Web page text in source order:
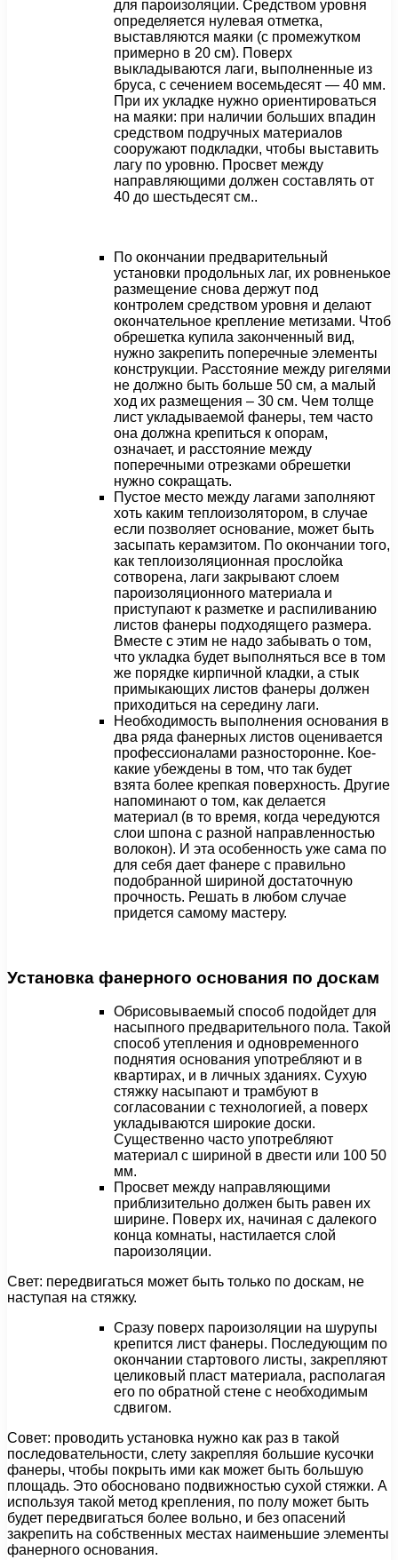
для пароизоляции. Средством уровня
определяется нулевая отметка,
выставляются маяки (с промежутком
примерно в 20 см). Поверх
выкладываются лаги, выполненные из
бруса, с сечением восемьдесят — 40 мм.
При их укладке нужно ориентироваться
на маяки: при наличии больших впадин
средством подручных материалов
сооружают подкладки, чтобы выставить
лагу по уровню. Просвет между
направляющими должен составлять от
40 до шестьдесят см..
По окончании предварительный
установки продольных лаг, их ровненькое
размещение снова держут под
контролем средством уровня и делают
окончательное крепление метизами. Чтоб
обрешетка купила законченный вид,
нужно закрепить поперечные элементы
конструкции. Расстояние между ригелями
не должно быть больше 50 см, а малый
ход их размещения – 30 см. Чем толще
лист укладываемой фанеры, тем часто
она должна крепиться к опорам,
означает, и расстояние между
поперечными отрезками обрешетки
нужно сокращать.
Пустое место между лагами заполняют
хоть каким теплоизолятором, в случае
если позволяет основание, может быть
засыпать керамзитом. По окончании того,
как теплоизоляционная прослойка
сотворена, лаги закрывают слоем
пароизоляционного материала и
приступают к разметке и распиливанию
листов фанеры подходящего размера.
Вместе с этим не надо забывать о том,
что укладка будет выполняться все в том
же порядке кирпичной кладки, а стык
примыкающих листов фанеры должен
приходиться на середину лаги.
Необходимость выполнения основания в
два ряда фанерных листов оценивается
профессионалами разносторонне. Кое-
какие убеждены в том, что так будет
взята более крепкая поверхность. Другие
напоминают о том, как делается
материал (в то время, когда чередуются
слои шпона с разной направленностью
волокон). И эта особенность уже сама по
для себя дает фанере с правильно
подобранной шириной достаточную
прочность. Решать в любом случае
придется самому мастеру.
Установка фанерного основания по доскам
Обрисовываемый способ подойдет для
насыпного предварительного пола. Такой
способ утепления и одновременного
поднятия основания употребляют и в
квартирах, и в личных зданиях. Сухую
стяжку насыпают и трамбуют в
согласовании с технологией, а поверх
укладываются широкие доски.
Существенно часто употребляют
материал с шириной в двести или 100 50
мм.
Просвет между направляющими
приблизительно должен быть равен их
ширине. Поверх их, начиная с далекого
конца комнаты, настилается слой
пароизоляции.
Свет: передвигаться может быть только по доскам, не
наступая на стяжку.
Сразу поверх пароизоляции на шурупы
крепится лист фанеры. Последующим по
окончании стартового листы, закрепляют
целиковый пласт материала, располагая
его по обратной стене с необходимым
сдвигом.
Совет: проводить установка нужно как раз в такой
последовательности, слету закрепляя большие кусочки
фанеры, чтобы покрыть ими как может быть большую
площадь. Это обосновано подвижностью сухой стяжки. А
используя такой метод крепления, по полу может быть
будет передвигаться более вольно, и без опасений
закрепить на собственных местах наименьшие элементы
фанерного основания.